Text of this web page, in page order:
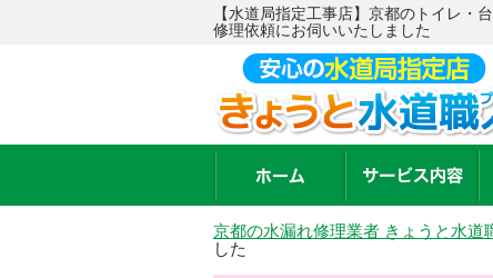
【水道局指定工事店】京都のトイレ・
修理依頼にお伺いいたしました
京都の水漏れ修理業者 きょうと水道
した